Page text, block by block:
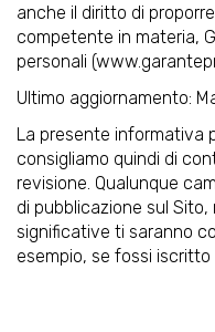
anche il diritto di
competente in materia,
personali
Ultimo aggiornamento:
La presente informativa
consigliamo quindi di
revisione. Qualunque
di pubblicazione sul
significative ti saranno
esempio, se fossi